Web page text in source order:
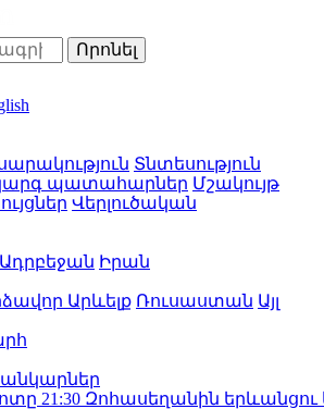
Տնտեսություն
պատահարներ Մշակույթ
Վերլուծական
Ադրբեջան Իրան
Արևելք Ռուսաստան Այլ
21:30Զոհասեղանին երևանցու